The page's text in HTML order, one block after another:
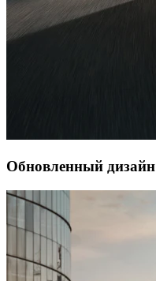
Обновленный дизайн